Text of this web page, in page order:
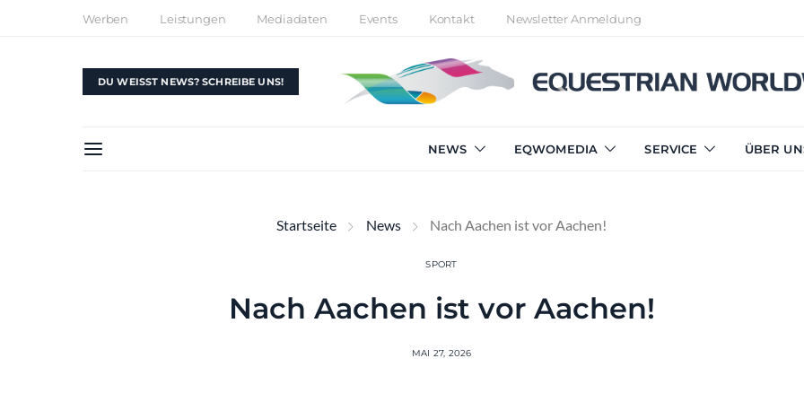
Werben Leistungen Mediadaten Events Kontakt Newsletter Anmeldung
DU WEISST NEWS? SCHREIBE UNS!
NEWS EQWOMEDIA SERVICE ÜBER
Startseite News Nach Aachen ist vor Aachen!
SPORT
Nach Aachen ist vor Aachen!
MAI 27, 2026